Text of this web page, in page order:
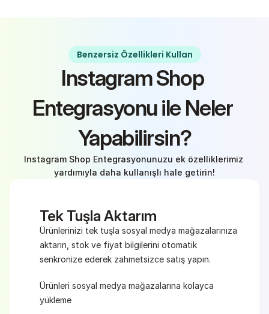
Benzersiz Özellikleri Kullan
Instagram Shop
Entegrasyonu ile Neler
Yapabilirsin?
Instagram Shop Entegrasyonunuzu ek özelliklerimiz
yardımıyla daha kullanışlı hale getirin!
Tek Tuşla Aktarım
Ürünlerinizi tek tuşla sosyal medya mağazalarınıza
aktarın, stok ve fiyat bilgilerini otomatik
senkronize ederek zahmetsizce satış yapın.
Ürünleri sosyal medya mağazalarına kolayca
yükleme